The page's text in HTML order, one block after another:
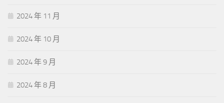
2024 年 11 月
2024 年 10 月
2024 年 9 月
2024 年 8 月